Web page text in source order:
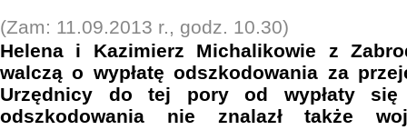
(Zam: 11.09.2013 r., godz. 10.30)
Helena i Kazimierz Michalikowie z
walczą o wypłatę odszkodowania za
Urzędnicy do tej pory od wypłaty się
odszkodowania nie znalazł także